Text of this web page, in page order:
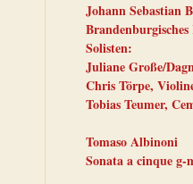
Johann Sebastian
Solisten:
Juliane Große/
Chris Törpe,
Tobias Teumer,
Tomaso Albinoni
Sonata a cinque g-